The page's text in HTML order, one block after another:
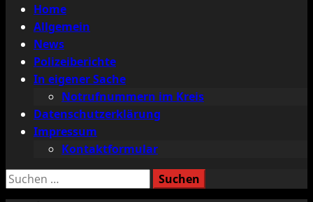
Primäres
Menü
Home
Allgemein
News
Polizeiberichte
In eigener Sache
Notrufnummern im Kreis
Datenschutzerklärung
Impressum
Kontaktformular
Suchen